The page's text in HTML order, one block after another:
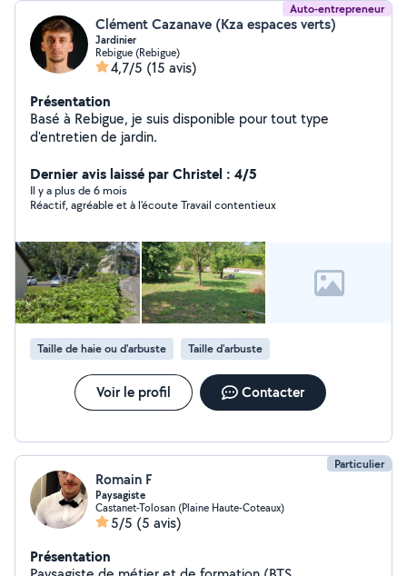
Auto-entrepreneur
Clément Cazanave (Kza espaces verts)
Jardinier
Rebigue (Rebigue)
4,7/5 (15 avis)
Présentation
Basé à Rebigue, je suis disponible pour tout type
d'entretien de jardin.
Dernier avis laissé par Christel : 4/5
Il y a plus de 6 mois
Réactif, agréable et à l'écoute Travail contentieux
Taille de haie ou d'arbuste Taille d'arbuste
Voir le profil Contacter
Particulier
Romain F
Paysagiste
Castanet-Tolosan (Plaine Haute-Coteaux)
5/5 (5 avis)
Présentation